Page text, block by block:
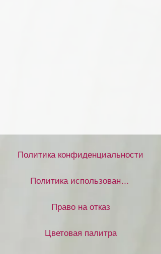
Политика конфиденциальности
Политика использования файлов cookie
Право на отказ
Цветовая палитра